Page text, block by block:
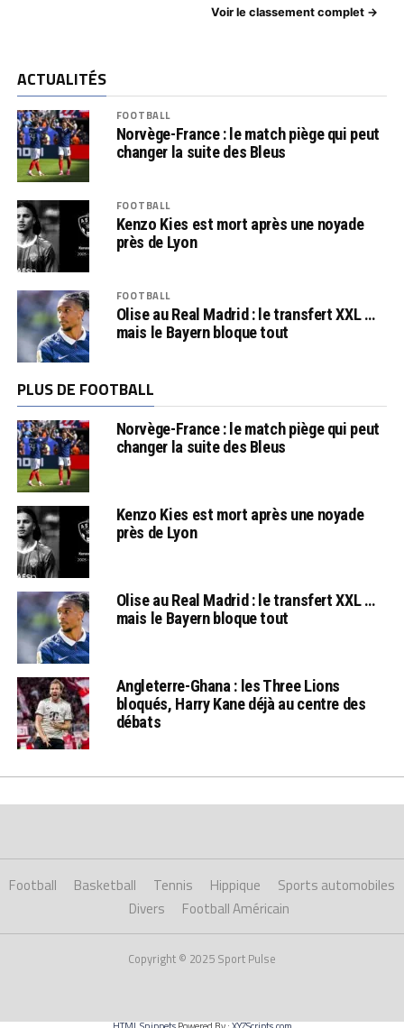
Voir le classement complet →
ACTUALITÉS
FOOTBALL
Norvège-France : le match piège qui peut
changer la suite des Bleus
FOOTBALL
Kenzo Kies est mort après une noyade
près de Lyon
FOOTBALL
Olise au Real Madrid : le transfert XXL …
mais le Bayern bloque tout
PLUS DE FOOTBALL
Norvège-France : le match piège qui peut
changer la suite des Bleus
Kenzo Kies est mort après une noyade
près de Lyon
Olise au Real Madrid : le transfert XXL …
mais le Bayern bloque tout
Angleterre-Ghana : les Three Lions
bloqués, Harry Kane déjà au centre des
débats
Football Basketball Tennis Hippique
Sports automobiles
Divers
Football Américain
Copyright © 2025 Sport Pulse